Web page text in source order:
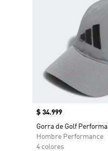
Precio
$ 34.999
Gorra de Golf
Hombre Performance
4 colores